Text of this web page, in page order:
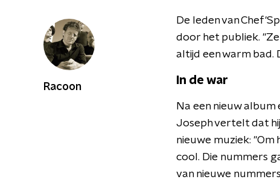
De leden van
door het publiek.
altijd een warm bad.
In de war
Na een nieuw
Joseph vertelt dat
nieuwe muziek: "Om
cool. Die nummers
van nieuwe
Racoon